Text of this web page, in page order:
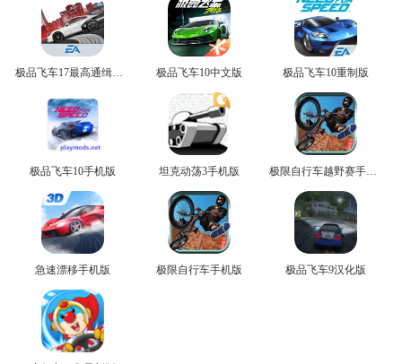
极品飞车17最高通缉无广告版 极品飞车10中文版 极品飞车10重制版
极品飞车10手机版 坦克动荡3手机版 极限自行车越野赛手机版
急速漂移手机版 极限自行车手机版 极品飞车9汉化版